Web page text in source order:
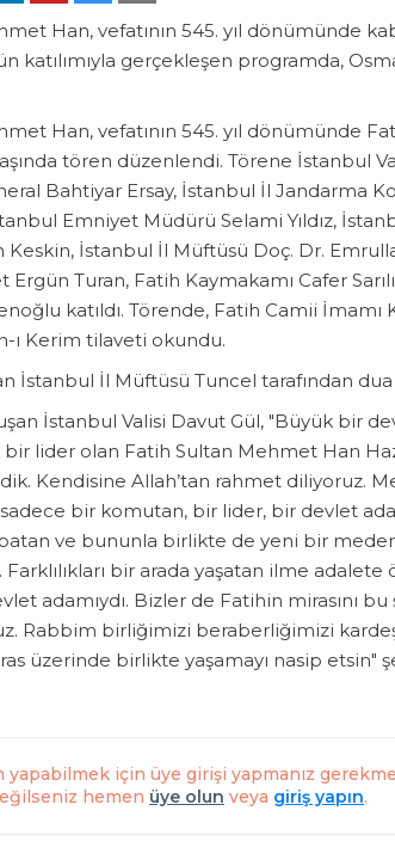
Han, vefatının 545. yıl dönümünde
katılımıyla gerçekleşen programda,
Han, vefatının 545. yıl dönümünde
tören düzenlendi. Törene İstanbul
Bahtiyar Ersay, İstanbul İl Jandarma
Emniyet Müdürü Selami Yıldız,
Keskin, İstanbul İl Müftüsü Doç. Dr.
Ergün Turan, Fatih Kaymakamı Cafer
katıldı. Törende, Fatih Camii İmamı
ı Kerim tilaveti okundu.
İstanbul İl Müftüsü Tuncel tarafından
İstanbul Valisi Davut Gül, "Büyük bir
lider olan Fatih Sultan Mehmet Han
Kendisine Allah’tan rahmet diliyoruz.
bir komutan, bir lider, bir devlet
ve bununla birlikte de yeni bir
Farklılıkları bir arada yaşatan ilme
adamıydı. Bizler de Fatihin mirasını
Rabbim birliğimizi beraberliğimizi
üzerinde birlikte yaşamayı nasip etsin"
yapabilmek için üye girişi yapmanız
hemen üye olun veya giriş yapın.